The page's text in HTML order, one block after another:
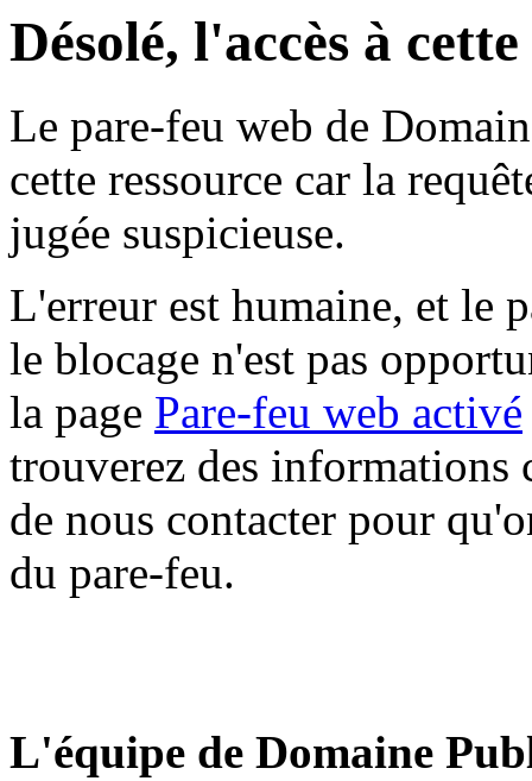
Désolé, l'accès à
Le pare-feu web de
cette ressource car la
jugée suspicieuse.
L'erreur est humaine, et le
le blocage n'est pas
la page Pare-feu web activé
trouverez des informations
de nous contacter pour
du pare-feu.
L'équipe de Domaine